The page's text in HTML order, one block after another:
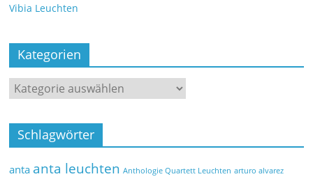
Vibia Leuchten
Kategorien
Schlagwörter
anta anta leuchten Anthologie Quartett Leuchten arturo alvarez